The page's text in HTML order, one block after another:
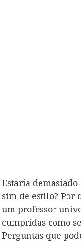
Estaria
sim de estilo? Por
um professor
cumpridas como
Perguntas que